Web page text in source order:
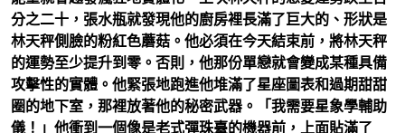
分之二十，張水瓶就發現他的廚房裡長滿了巨大的、形狀是
林天秤側臉的粉紅色蘑菇。他必須在今天結束前，將林天秤
的運勢至少提升到零。否則，他那份單戀就會變成某種具備
攻擊性的實體。他緊張地跑進他堆滿了星座圖表和過期甜甜
圈的地下室，那裡放著他的秘密武器。「我需要星象學輔助
儀！」他衝到一個像是老式彈珠臺的機器前，上面貼滿了